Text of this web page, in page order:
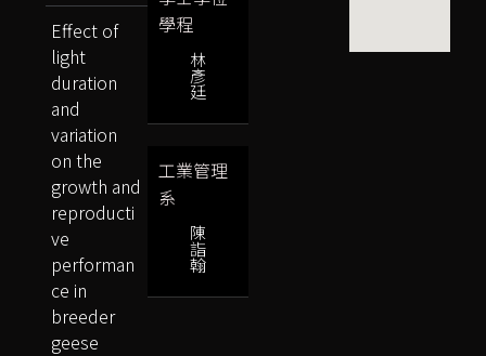
學程
林
彥
廷
工業管理
系
陳
詣
翰
Effect of
light
duration
and
variation
on the
growth and
reproducti
ve
performan
ce in
breeder
geese